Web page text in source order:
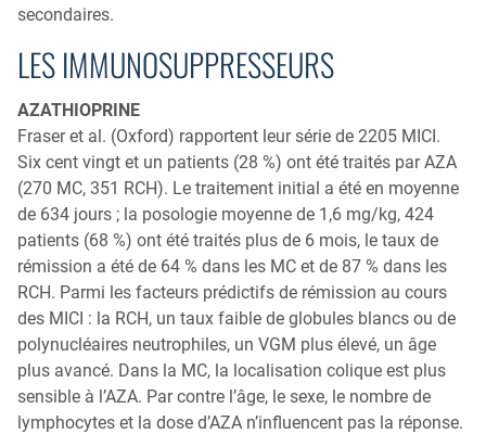
secondaires.
LES IMMUNOSUPPRESSEURS
AZATHIOPRINE
Fraser et al. (Oxford) rapportent leur série de 2205 MICI.
Six cent vingt et un patients (28 %) ont été traités par AZA
(270 MC, 351 RCH). Le traitement initial a été en moyenne
de 634 jours ; la posologie moyenne de 1,6 mg/kg, 424
patients (68 %) ont été traités plus de 6 mois, le taux de
rémission a été de 64 % dans les MC et de 87 % dans les
RCH. Parmi les facteurs prédictifs de rémission au cours
des MICI : la RCH, un taux faible de globules blancs ou de
polynucléaires neutrophiles, un VGM plus élevé, un âge
plus avancé. Dans la MC, la localisation colique est plus
sensible à l’AZA. Par contre l’âge, le sexe, le nombre de
lymphocytes et la dose d’AZA n’influencent pas la réponse.